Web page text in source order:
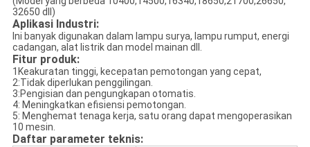
32650 dll)
Aplikasi Industri:
Ini banyak digunakan dalam lampu surya, lampu rumput, energi
cadangan, alat listrik dan model mainan dll.
Fitur produk:
1Keakuratan tinggi, kecepatan pemotongan yang cepat,
2:Tidak diperlukan penggilingan.
3:Pengisian dan pengungkapan otomatis.
4: Meningkatkan efisiensi pemotongan.
5: Menghemat tenaga kerja, satu orang dapat mengoperasikan
10 mesin.
Daftar parameter teknis: